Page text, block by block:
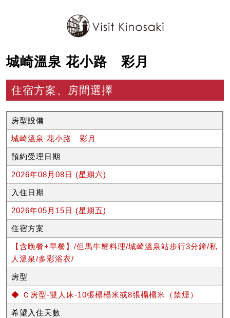
城崎溫泉 花小路 彩月
住宿方案、房間選擇
房型設備
城崎溫泉 花小路 彩月
預約受理日期
2026年08月08日 (星期六)
入住日期
2026年05月15日 (星期五)
住宿方案
【含晚餐+早餐】/但馬牛蟹料理/城崎溫泉站步行3分鐘/私
人溫泉/多彩浴衣/
房型
◆ Ｃ房型-雙人床-10張榻榻米或8張榻榻米（禁煙）
希望入住天數